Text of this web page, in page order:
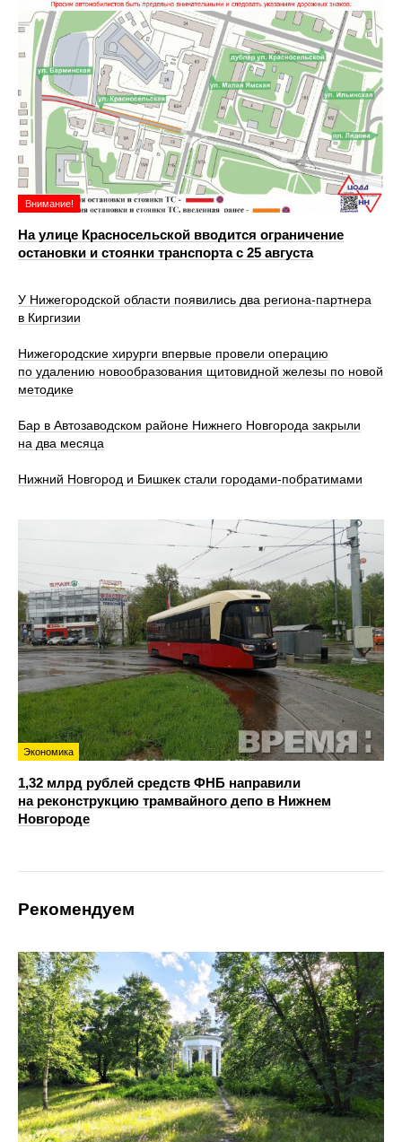
Внимание!
На улице Красносельской вводится ограничение
остановки и стоянки транспорта с 25 августа
У Нижегородской области появились два региона-партнера
в Киргизии
Нижегородские хирурги впервые провели операцию
по удалению новообразования щитовидной железы по новой
методике
Бар в Автозаводском районе Нижнего Новгорода закрыли
на два месяца
Нижний Новгород и Бишкек стали городами-побратимами
Экономика
1,32 млрд рублей средств ФНБ направили
на реконструкцию трамвайного депо в Нижнем
Новгороде
Рекомендуем